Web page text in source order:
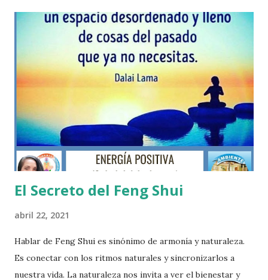
números 🔢 y el Nombre de la calle donde se vive. 🏘
Partiendo de que todo es energia y esta se proyecta en
frecuencias vibracionales, los aspectos de color, número y
nombre de la calle puede transformarse en frecuencias
vibracionales. En otras palabras cada color tiene un
impacto energético y están relacionados con los
elementos. De igual forma los números de nuestros
hogares y el nombre de la calle poseen una vibración, y
todo ello influye en tu energia personal...
El Secreto del Feng Shui
abril 22, 2021
Hablar de Feng Shui es sinónimo de armonía y naturaleza.
Es conectar con los ritmos naturales y sincronizarlos a
nuestra vida. La naturaleza nos invita a ver el bienestar y